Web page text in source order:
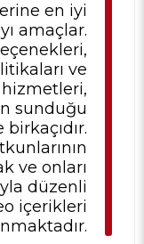
en iyi
amaçlar.
ve
sunduğu
ve onları
düzenli
içerikleri